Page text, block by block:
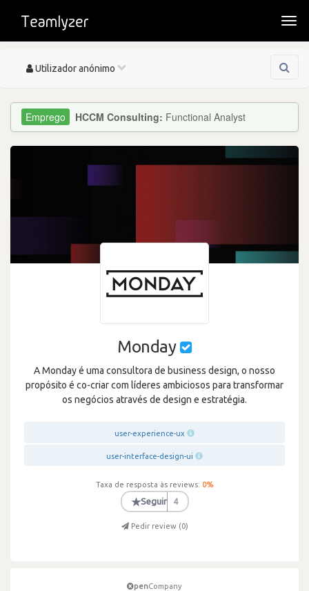
Toggle
Utilizador anónimo
HCCM Consulting: Functional Analyst
Monday
A Monday é uma consultora de business design, o nosso
propósito é co-criar com líderes ambiciosos para transformar
os negócios através de design e estratégia.
user-experience-ux
user-interface-design-ui
Taxa de resposta às reviews: 0%
★Seguir 4
Pedir review (0)
penCompany